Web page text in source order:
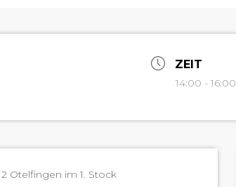
ZEIT
14:00 - 16:00
Otelfin­gen im 1. Stock